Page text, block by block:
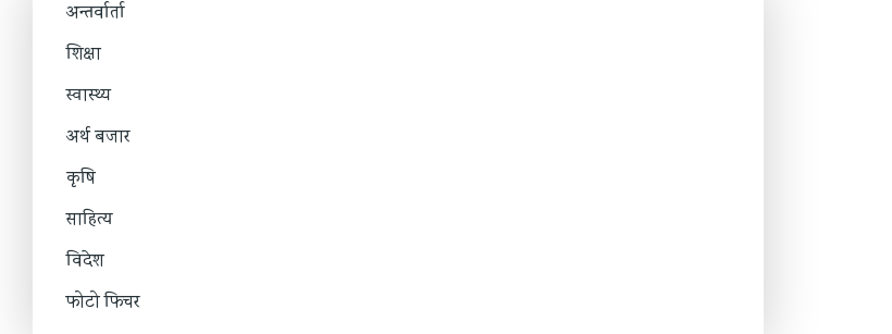
अन्तर्वार्ता
शिक्षा
स्वास्थ्य
अर्थ बजार
कृषि
साहित्य
विदेश
फोटो फिचर